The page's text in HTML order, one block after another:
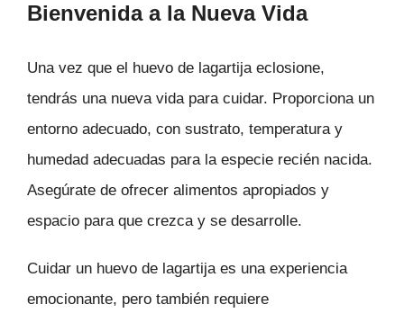
Bienvenida a la Nueva Vida
Una vez que el huevo de lagartija eclosione,
tendrás una nueva vida para cuidar. Proporciona un
entorno adecuado, con sustrato, temperatura y
humedad adecuadas para la especie recién nacida.
Asegúrate de ofrecer alimentos apropiados y
espacio para que crezca y se desarrolle.
Cuidar un huevo de lagartija es una experiencia
emocionante, pero también requiere